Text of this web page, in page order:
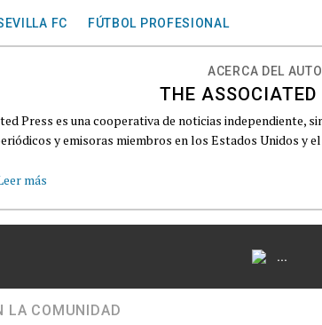
FC FÚTBOL PROFESIONAL
ACERCA DEL
THE ASSOCIATED
Press es una cooperativa de noticias independiente,
y emisoras miembros en los Estados Unidos y
más
...
LA COMUNIDAD